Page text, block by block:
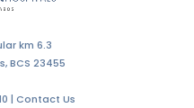
km 6.3
BCS 23455
| Contact Us